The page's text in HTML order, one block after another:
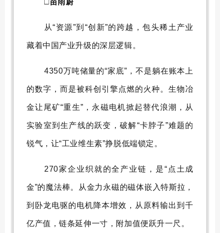
□苗雨蔚
从“资源”到“创新”的跨越，包头稀土产业
藏着中国产业升级的深层逻辑。
4350万吨储量的“家底”，不是躺在账本上
的数字，而是被科创引擎点燃的火种。生物冶
金让尾矿“重生”，永磁电机掀起替代浪潮，从
实验室到生产线的跃变，破解“卡脖子”难题的
锐气，让“工业维生素”挣脱低端锁定。
270家企业织就的全产业链，是“点土成
金”的魔法棒。从金力永磁的磁体嵌入特斯拉，
到卧龙电驱的电机降本增效，从原料输出到千
亿产值，链条延伸一寸，附加值便跃升一尺。